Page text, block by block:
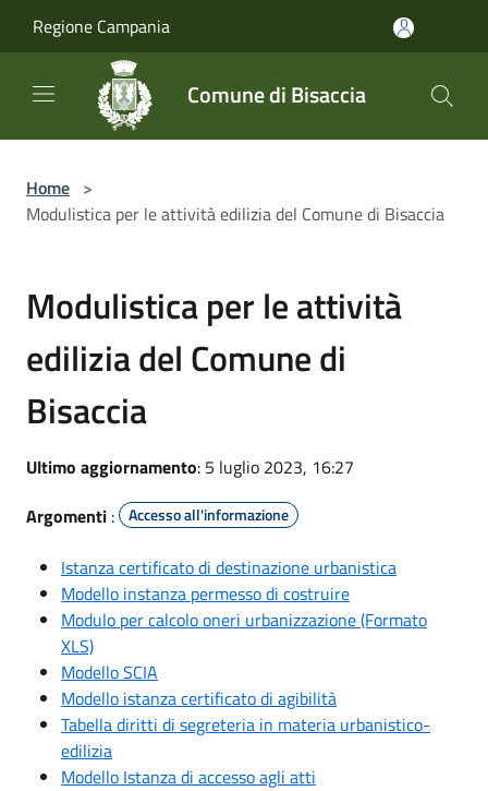
Regione Campania
Comune di Bisaccia
Home >
Modulistica per le attività edilizia del Comune di Bisaccia
Modulistica per le attività
edilizia del Comune di
Bisaccia
Ultimo aggiornamento: 5 luglio 2023, 16:27
Argomenti : Accesso all'informazione
Istanza certificato di destinazione urbanistica
Modello instanza permesso di costruire
Modulo per calcolo oneri urbanizzazione (Formato
XLS)
Modello SCIA
Modello istanza certificato di agibilità
Tabella diritti di segreteria in materia urbanistico-
edilizia
Modello Istanza di accesso agli atti